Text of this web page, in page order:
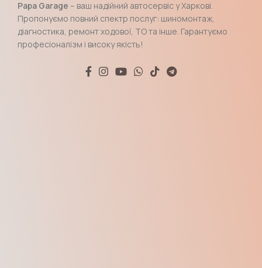
Papa Garage – ваш надійний автосервіс у Харкові.
Пропонуємо повний спектр послуг: шиномонтаж,
діагностика, ремонт ходової, ТО та інше. Гарантуємо
професіоналізм і високу якість!